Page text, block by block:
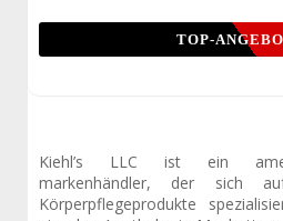
TOP-
Kiehl’s LLC ist ein
markenhändler, der sich
Körperpflegeprodukte